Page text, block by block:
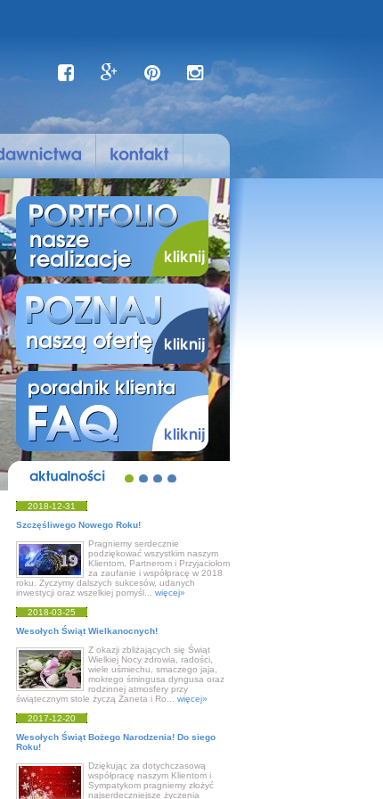
2018-12-31
Szczęśliwego Nowego Roku!
Pragniemy serdecznie
podziękować wszystkim naszym
Klientom, Partnerom i Przyjaciołom
za zaufanie i współpracę w 2018
roku. Życzymy dalszych sukcesów, udanych
inwestycji oraz wszelkiej pomyśl... więcej»
2018-03-25
Wesołych Świąt Wielkanocnych!
Z okazji zbliżających się Świąt
Wielkiej Nocy zdrowia, radości,
wiele uśmiechu, smaczego jaja,
mokrego śmingusa dyngusa oraz
rodzinnej atmosfery przy
świątecznym stole życzą Żaneta i Ro... więcej»
2017-12-20
Wesołych Świąt Bożego Narodzenia! Do siego
Roku!
Dziękując za dotychczasową
współpracę naszym Klientom i
Sympatykom pragniemy złożyć
najserdeczniejsze życzenia